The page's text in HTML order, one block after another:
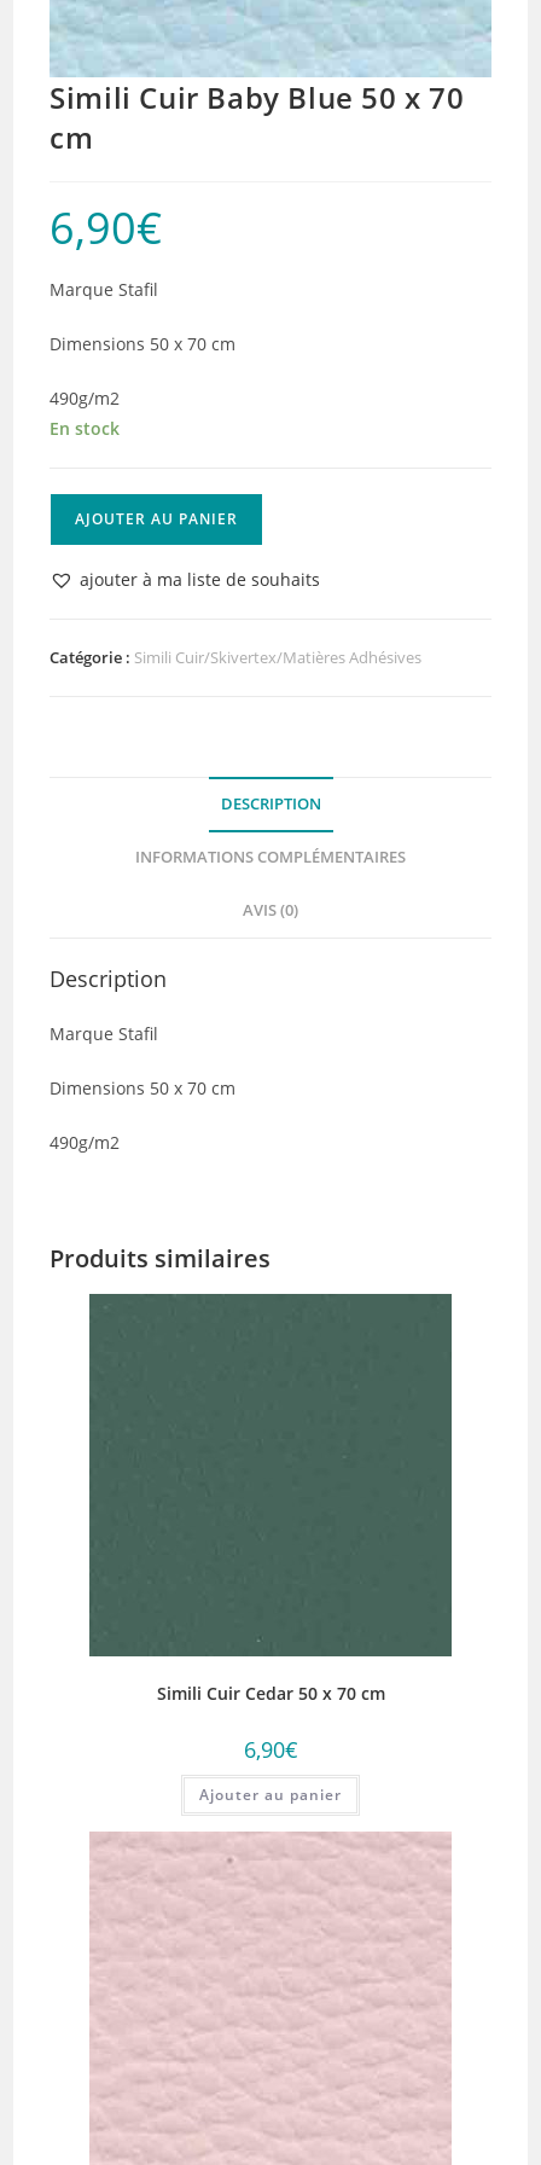
Simili Cuir Baby Blue 50 x 70
cm
6,90€
Marque Stafil
Dimensions 50 x 70 cm
490g/m2
En stock
Simili
Blue
AJOUTER AU PANIER
ajouter à ma liste de souhaits
Catégorie : Simili Cuir/Skivertex/Matières Adhésives
DESCRIPTION
INFORMATIONS COMPLÉMENTAIRES
AVIS (0)
Description
Marque Stafil
Dimensions 50 x 70 cm
490g/m2
Produits similaires
Simili Cuir Cedar 50 x 70 cm
6,90€
Ajouter au panier